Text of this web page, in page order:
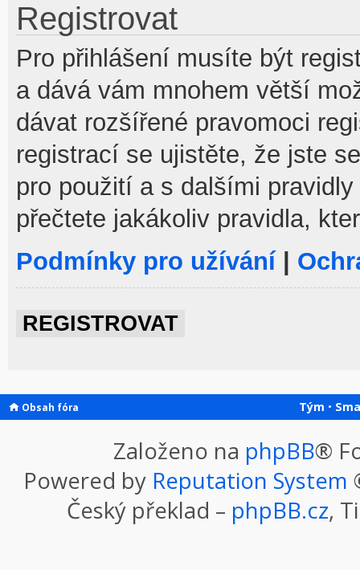
Registrovat
Pro přihlášení musíte být
a dává vám mnohem větší
dávat rozšířené pravomoci
registrací se ujistěte, že jste
pro použití a s dalšími
přečtete jakákoliv pravidla,
Podmínky pro užívání|
REGISTROVAT
Obsah fóra Tým •
Založeno na phpBB®
Powered by Reputation System
Český překlad – phpBB.cz,